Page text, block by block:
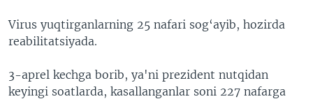
Virus yuqtirganlarning 25 nafari sog‘ayib, hozirda
reabilitatsiyada.
3-aprel kechga borib, ya'ni prezident nutqidan
keyingi soatlarda, kasallanganlar soni 227 nafarga